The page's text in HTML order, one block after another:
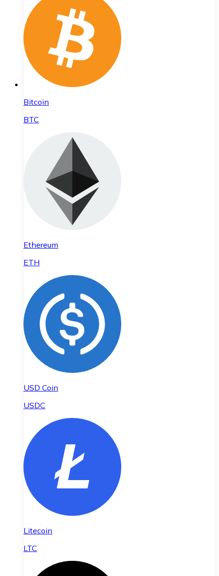
Bitcoin
BTC
Ethereum
ETH
USD Coin
USDC
Litecoin
LTC